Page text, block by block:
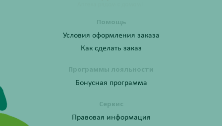
Помощь
Условия оформления заказа
Как сделать заказ
Программы лояльности
Бонусная программа
Сервис
Правовая информация